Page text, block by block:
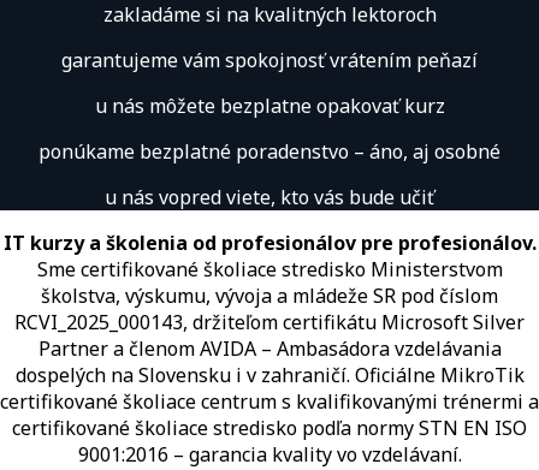
zakladáme si na kvalitných lektoroch
garantujeme vám spokojnosť vrátením peňazí
u nás môžete bezplatne opakovať kurz
ponúkame bezplatné poradenstvo – áno, aj osobné
u nás vopred viete, kto vás bude učiť
IT kurzy a školenia od profesionálov pre profesionálov.
Sme certifikované školiace stredisko Ministerstvom
školstva, výskumu, vývoja a mládeže SR pod číslom
RCVI_2025_000143, držiteľom certifikátu Microsoft Silver
Partner a členom AVIDA – Ambasádora vzdelávania
dospelých na Slovensku i v zahraničí.​​​​​​​​​​​​​​​​ Oficiálne MikroTik
certifikované školiace centrum s kvalifikovanými trénermi ​​​​​​​​​​a
certifikované školiace stredisko podľa normy STN EN ISO
9001:2016 – garancia kvality vo vzdelávaní.